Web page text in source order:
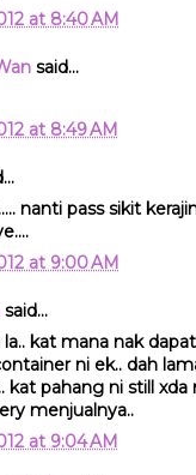
at 8:40 AM
said...
at 8:49 AM
nanti pass sikit
at 9:00 AM
said...
la.. kat mana nak
ni ek.. dah
kat pahang ni still xda
menjualnya..
at 9:04 AM